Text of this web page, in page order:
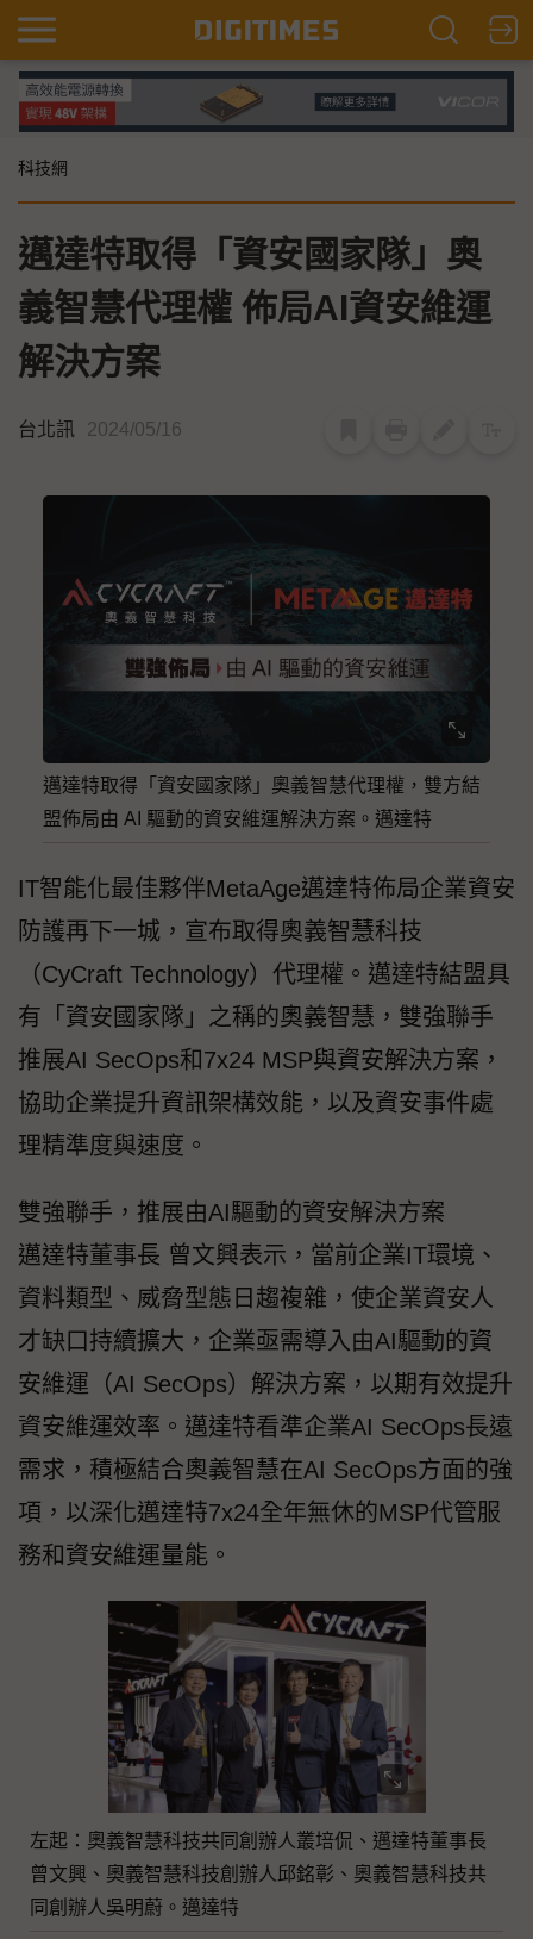
科技網
邁達特取得「資安國家隊」奧
義智慧代理權 佈局AI資安維運
解決方案
台北訊 2024/05/16
邁達特取得「資安國家隊」奧義智慧代理權，雙方結
盟佈局由 AI 驅動的資安維運解決方案。邁達特
IT智能化最佳夥伴MetaAge邁達特佈局企業資安
防護再下一城，宣布取得奧義智慧科技
（CyCraft Technology）代理權。邁達特結盟具
有「資安國家隊」之稱的奧義智慧，雙強聯手
推展AI SecOps和7x24 MSP與資安解決方案，
協助企業提升資訊架構效能，以及資安事件處
理精準度與速度。
雙強聯手，推展由AI驅動的資安解決方案
邁達特董事長 曾文興表示，當前企業IT環境、
資料類型、威脅型態日趨複雜，使企業資安人
才缺口持續擴大，企業亟需導入由AI驅動的資
安維運（AI SecOps）解決方案，以期有效提升
資安維運效率。邁達特看準企業AI SecOps長遠
需求，積極結合奧義智慧在AI SecOps方面的強
項，以深化邁達特7x24全年無休的MSP代管服
務和資安維運量能。
左起：奧義智慧科技共同創辦人叢培侃、邁達特董事長
曾文興、奧義智慧科技創辦人邱銘彰、奧義智慧科技共
同創辦人吳明蔚。邁達特